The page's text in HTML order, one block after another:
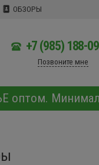
ОБЗОРЫ
+7 (985) 188-
Позвоните мне
оптом.